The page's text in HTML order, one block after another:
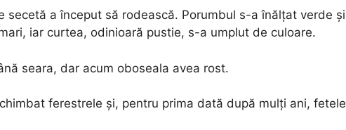
secetă a început să rodească. Porumbul s-a înălțat verde și
iar curtea, odinioară pustie, s-a umplut de culoare.
seara, dar acum oboseala avea rost.
ferestrele și, pentru prima dată după mulți ani, fetele